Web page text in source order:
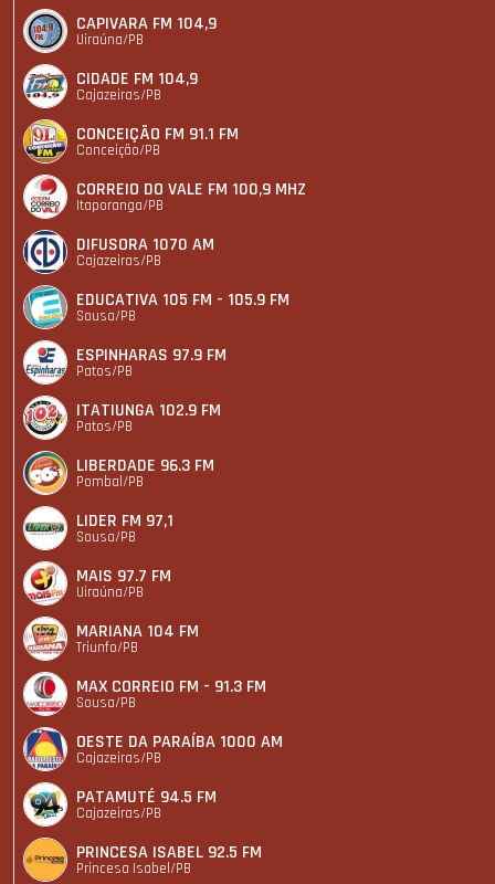
CAPIVARA FM 104,9
Uiraúna/PB
CIDADE FM 104,9
Cajazeiras/PB
CONCEIÇÃO FM 91.1 FM
Conceição/PB
CORREIO DO VALE FM 100,9 MHZ
Itaporanga/PB
DIFUSORA 1070 AM
Cajazeiras/PB
EDUCATIVA 105 FM - 105.9 FM
Sousa/PB
ESPINHARAS 97.9 FM
Patos/PB
ITATIUNGA 102.9 FM
Patos/PB
LIBERDADE 96.3 FM
Pombal/PB
LIDER FM 97,1
Sousa/PB
MAIS 97.7 FM
Uiraúna/PB
MARIANA 104 FM
Triunfo/PB
MAX CORREIO FM - 91.3 FM
Sousa/PB
OESTE DA PARAÍBA 1000 AM
Cajazeiras/PB
PATAMUTÉ 94.5 FM
Cajazeiras/PB
PRINCESA ISABEL 92.5 FM
Princesa Isabel/PB